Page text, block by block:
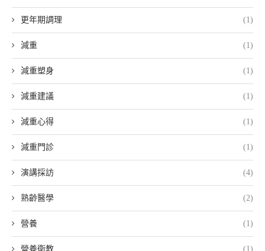
更年期調理 (1)
減重 (1)
減重塑身 (1)
減重建議 (1)
減重心得 (1)
減重門診 (1)
演講採訪 (4)
熟齡醫學 (2)
營養 (1)
營養衛教 (1)